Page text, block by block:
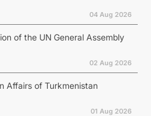
04 Aug 2026
of the UN General Assembly
02 Aug 2026
Affairs of Turkmenistan
01 Aug 2026